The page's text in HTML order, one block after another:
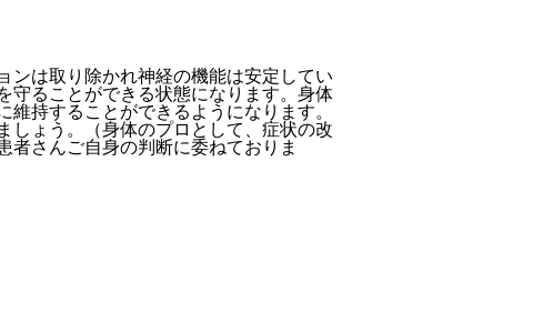
ンは取り除かれ神経の機能は安定してい
守ることができる状態になります。身体
持することができるようになります。
しょう。（身体のプロとして、症状の改
者さんご自身の判断に委ねておりま